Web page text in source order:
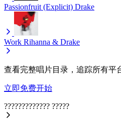
Passionfruit (Explicit) Drake
Work Rihanna & Drake
查看完整唱片目录，追踪所有平
立即免费开始
????????????? ?????